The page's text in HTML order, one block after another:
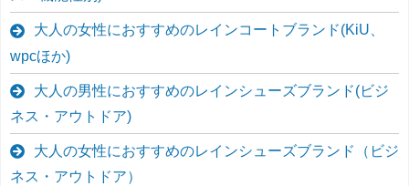
大人の女性におすすめのレインコートブランド(KiU、
wpcほか)
大人の男性におすすめのレインシューズブランド(ビジ
ネス・アウトドア)
大人の女性におすすめのレインシューズブランド（ビジ
ネス・アウトドア）